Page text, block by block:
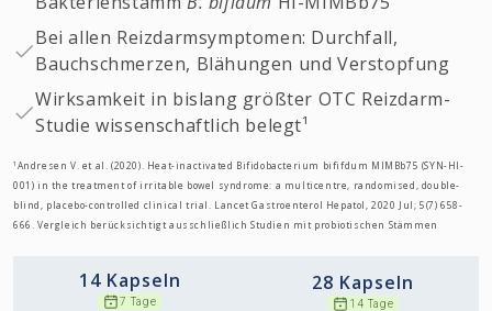
Bei allen Reizdarmsymptomen: Durchfall,
Bauchschmerzen, Blähungen und Verstopfung
Wirksamkeit in bislang größter OTC Reizdarm-
Studie wissenschaftlich belegt¹
¹Andresen V. et al. (2020). Heat-inactivated Bifidobacterium bififdum MIMBb75 (SYN-HI-
001) in the treatment of irritable bowel syndrome: a multicentre, randomised, double-
blind, placebo-controlled clinical trial. Lancet Gastroenterol Hepatol, 2020 Jul; 5(7) 658-
666. Vergleich berücksichtigt ausschließlich Studien mit probiotischen Stämmen
14 Kapseln
7 Tage
28 Kapseln
14 Tage